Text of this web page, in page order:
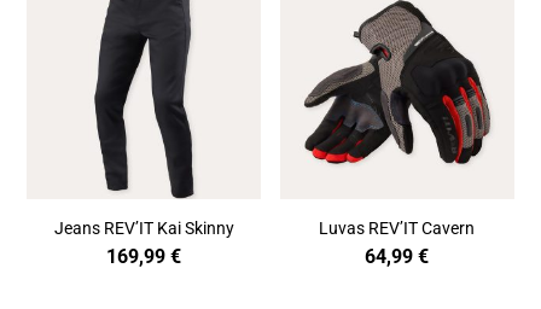
Jeans REV’IT Kai Skinny
169,99€
Luvas REV’IT Cavern
64,99€